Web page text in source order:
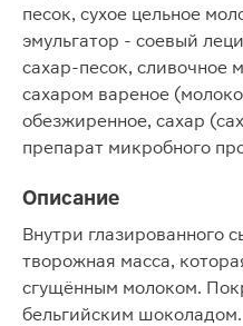
песок, сухое цельное
эмульгатор - соевый
сахар-песок, сливочное
сахаром вареное
обезжиренное, сахар
препарат микробного
Описание
Внутри глазированного
творожная масса,
сгущённым молоком.
бельгийским шоколадом.